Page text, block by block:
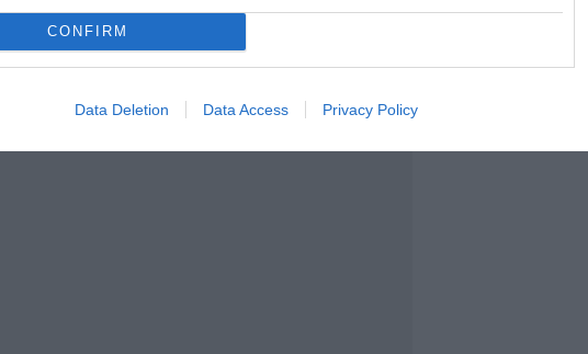
CONFIRM
Data Deletion Data Access Privacy Policy
είναι η 25η Ιουνίου 2026.